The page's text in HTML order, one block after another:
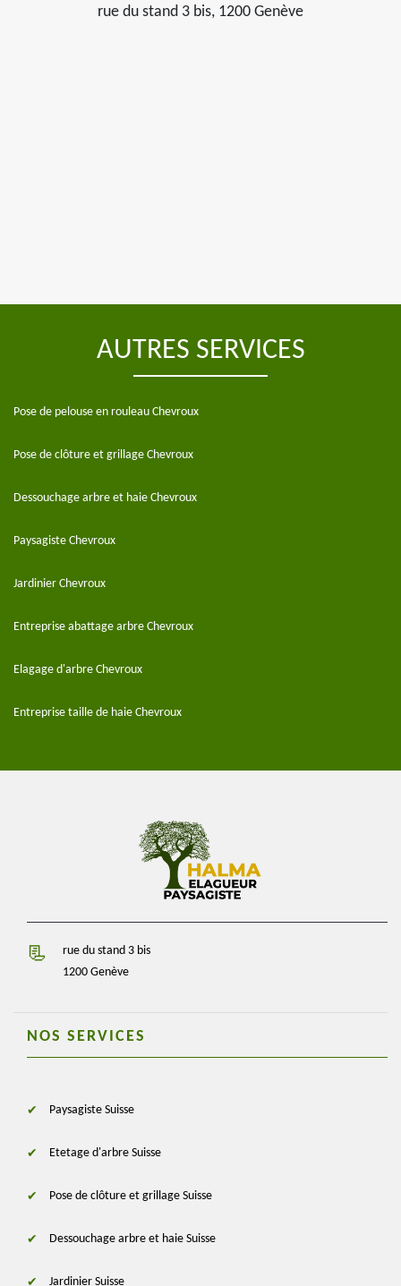
rue du stand 3 bis, 1200 Genève
AUTRES SERVICES
Pose de pelouse en rouleau Chevroux
Pose de clôture et grillage Chevroux
Dessouchage arbre et haie Chevroux
Paysagiste Chevroux
Jardinier Chevroux
Entreprise abattage arbre Chevroux
Elagage d'arbre Chevroux
Entreprise taille de haie Chevroux
rue du stand 3 bis
1200 Genève
NOS SERVICES
Paysagiste Suisse
Etetage d'arbre Suisse
Pose de clôture et grillage Suisse
Dessouchage arbre et haie Suisse
Jardinier Suisse